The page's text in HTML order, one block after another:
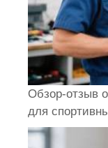
Обзор-отзыв
для